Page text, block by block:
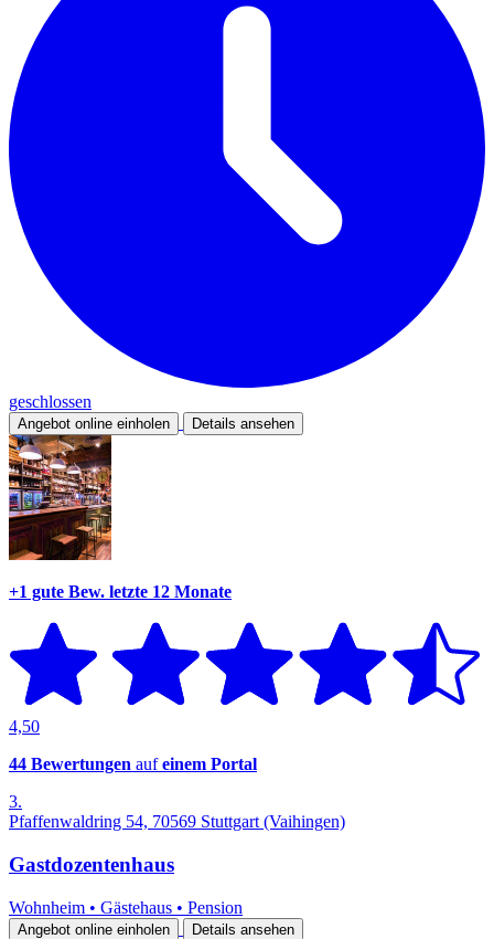
geschlossen
Angebot online einholen Details ansehen
+1 gute Bew. letzte 12 Monate
4,50
44 Bewertungen aufeinem Portal
3.
Pfaffenwaldring 54, 70569 Stuttgart (Vaihingen)
Gastdozentenhaus
Wohnheim • Gästehaus • Pension
Angebot online einholen Details ansehen